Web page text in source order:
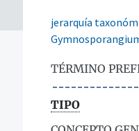
jerarquía
TÉRMINO
TIPO